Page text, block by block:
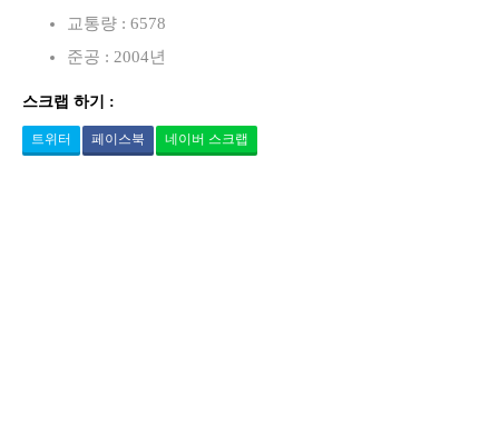
교통량 : 6578
준공 : 2004년
스크랩 하기 :
트위터 페이스북 네이버 스크랩